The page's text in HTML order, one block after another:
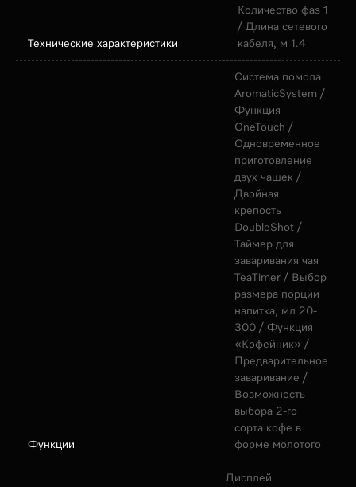
Технические характеристики
Количество фаз 1
/ Длина сетевого
кабеля, м 1.4
Функции
Система помола
AromaticSystem /
Функция
OneTouch /
Одновременное
приготовление
двух чашек /
Двойная
крепость
DoubleShot /
Таймер для
заваривания чая
TeaTimer / Выбор
размера порции
напитка, мл 20-
300 / Функция
«Кофейник» /
Предварительное
заваривание /
Возможность
выбора 2-го
сорта кофе в
форме молотого
Дисплей